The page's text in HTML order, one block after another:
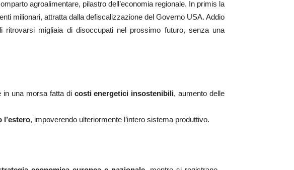
agroalimentare, pilastro dell’economia regionale. In primis la
milionari, attratta dalla defiscalizzazione del Governo USA. Addio
migliaia di disoccupati nel prossimo futuro, senza una
in una morsa fatta di costi energetici insostenibili, aumento delle
l’estero, impoverendo ulteriormente l’intero sistema produttivo.